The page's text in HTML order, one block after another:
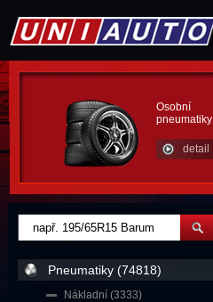
Osobní
pneumatiky
detail
Pneumatiky (74818)
Nákladní (3333)